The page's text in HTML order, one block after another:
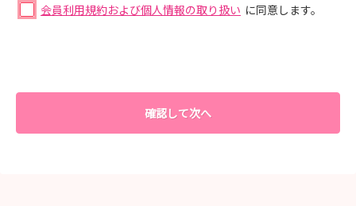
会員利用規約および個人情報の取り扱い に同意します。
確認して次へ